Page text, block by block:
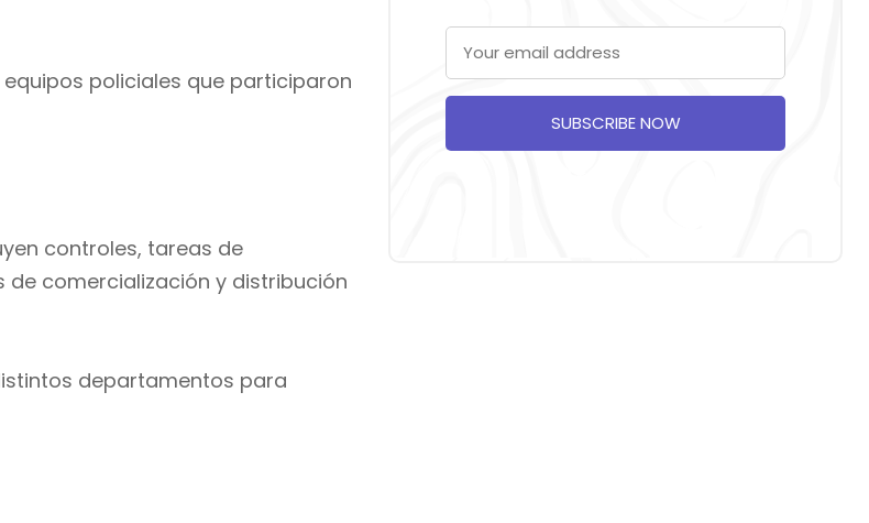
policiales que participaron
controles, tareas de
comercialización y distribución
departamentos para
SUBSCRIBE NOW